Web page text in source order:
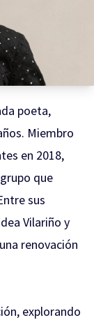
poeta,
Miembro
en 2018,
que
sus
Vilariño y
renovación
explorando